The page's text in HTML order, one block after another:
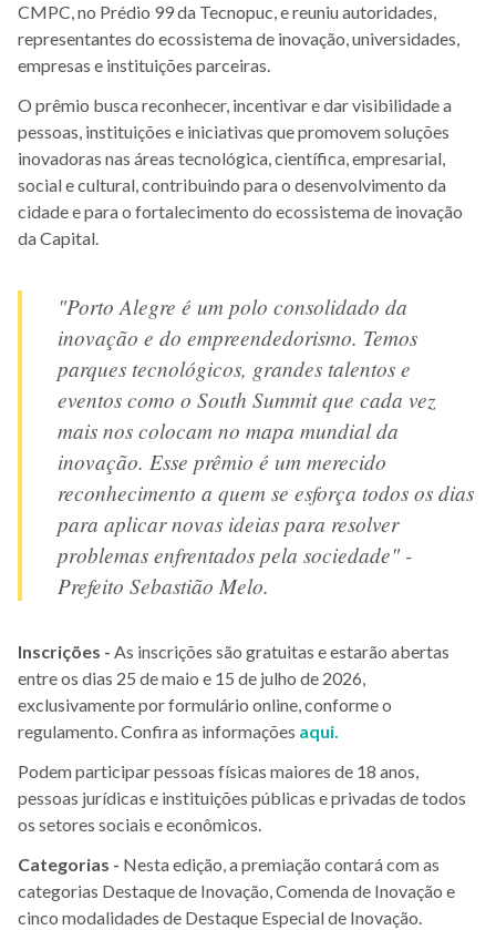
CMPC, no Prédio 99 da Tecnopuc, e reuniu autoridades,
representantes do ecossistema de inovação, universidades,
empresas e instituições parceiras.
O prêmio busca reconhecer, incentivar e dar visibilidade a
pessoas, instituições e iniciativas que promovem soluções
inovadoras nas áreas tecnológica, científica, empresarial,
social e cultural, contribuindo para o desenvolvimento da
cidade e para o fortalecimento do ecossistema de inovação
da Capital.
"Porto Alegre é um polo consolidado da
inovação e do empreendedorismo. Temos
parques tecnológicos, grandes talentos e
eventos como o South Summit que cada vez
mais nos colocam no mapa mundial da
inovação. Esse prêmio é um merecido
reconhecimento a quem se esforça todos os dias
para aplicar novas ideias para resolver
problemas enfrentados pela sociedade" -
Prefeito Sebastião Melo.
Inscrições - As inscrições são gratuitas e estarão abertas
entre os dias 25 de maio e 15 de julho de 2026,
exclusivamente por formulário online, conforme o
regulamento. Confira as informações aqui.
Podem participar pessoas físicas maiores de 18 anos,
pessoas jurídicas e instituições públicas e privadas de todos
os setores sociais e econômicos.
Categorias - Nesta edição, a premiação contará com as
categorias Destaque de Inovação, Comenda de Inovação e
cinco modalidades de Destaque Especial de Inovação.